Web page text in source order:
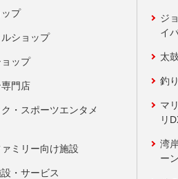
プ
ショップ
ップ
門店
・スポーツエンタメ
ミリー向け施設
・サービス
ジ
イ
太
釣
マ
リ
湾
ー